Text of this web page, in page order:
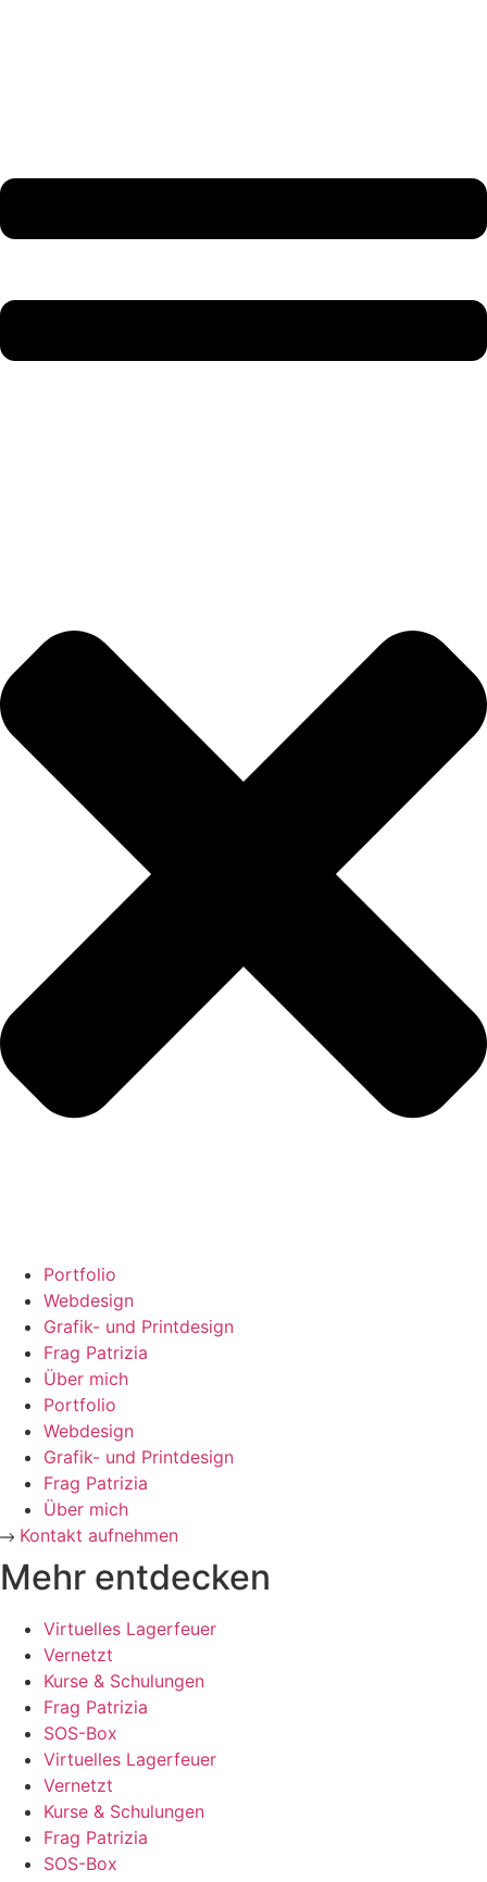
Portfolio
Webdesign
Grafik- und Printdesign
Frag Patrizia
Über mich
Portfolio
Webdesign
Grafik- und Printdesign
Frag Patrizia
Über mich
Kontakt aufnehmen
Mehr entdecken
Virtuelles Lagerfeuer
Vernetzt
Kurse & Schulungen
Frag Patrizia
SOS-Box
Virtuelles Lagerfeuer
Vernetzt
Kurse & Schulungen
Frag Patrizia
SOS-Box